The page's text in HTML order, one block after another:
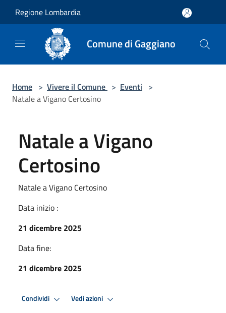
Regione Lombardia
Comune di Gaggiano
Home > Vivere il Comune > Eventi >
Natale a Vigano Certosino
Natale a Vigano
Certosino
Natale a Vigano Certosino
Data inizio :
21 dicembre 2025
Data fine:
21 dicembre 2025
Condividi Vedi azioni